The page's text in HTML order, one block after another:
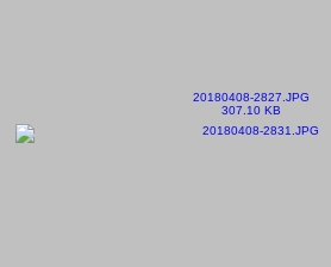
20180408-2827.JPG
307.10 KB